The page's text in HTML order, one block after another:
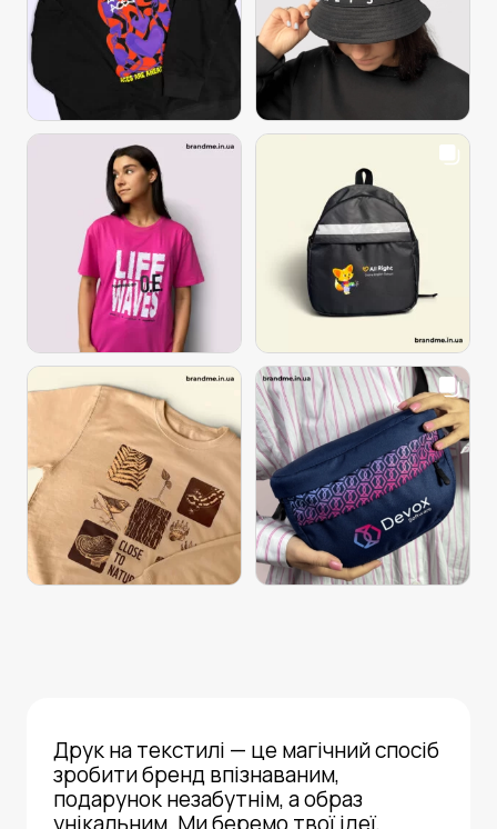
Друк на текстилі — це магічний спосіб
зробити бренд впізнаваним,
подарунок незабутнім, а образ